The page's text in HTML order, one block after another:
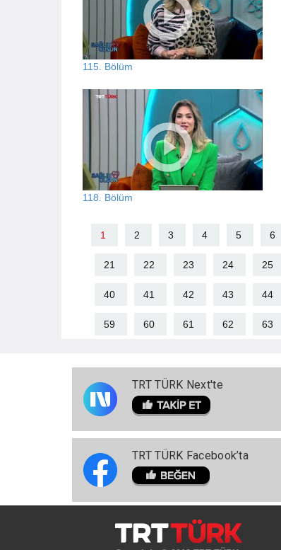
115. Bölüm
118. Bölüm
1 2 3 4 5 6
21 22 23 24 25
40 41 42 43 44
59 60 61 62 63
TRT TÜRK Next'te
TRT TÜRK Facebook’ta